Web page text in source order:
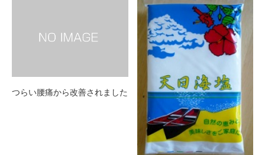
つらい腰痛から改善されました